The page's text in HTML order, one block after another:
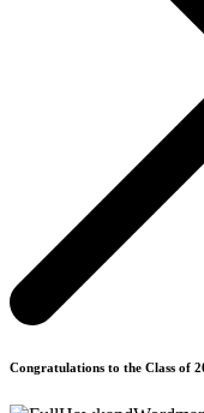
Congratulations to the Class of